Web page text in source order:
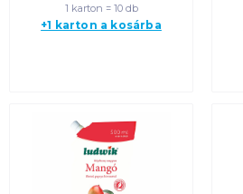
1 karton = 10 db
+1 karton a kosárba